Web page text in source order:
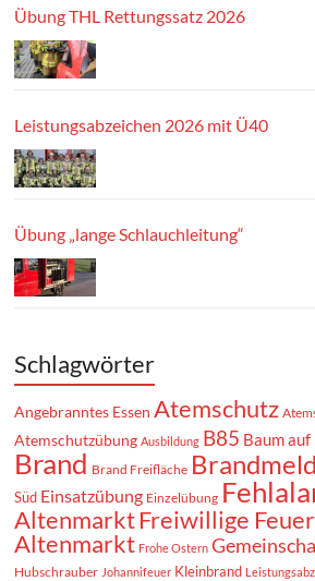
Übung THL Rettungssatz 2026
Leistungsabzeichen 2026 mit Ü40
Übung „lange Schlauchleitung“
Schlagwörter
Angebranntes Essen Atemschutz
Atemschutzübung Ausbildung B85 Baum
Brand Brand Freifläche
Süd Einsatzübung Einzelübung
AltenmarktFreiwillige
Altenmarkt Frohe Ostern
Hubschrauber Johannifeuer Kleinbrand